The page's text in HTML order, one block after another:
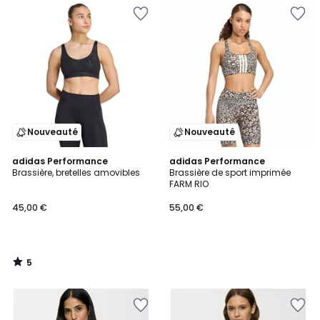
Nouveauté
adidas Performance
Brassière, bretelles amovibles
45,00 €
5
/
5
/
Nouveauté
adidas Performance
Brassière de sport imprimée
FARM RIO
55,00 €